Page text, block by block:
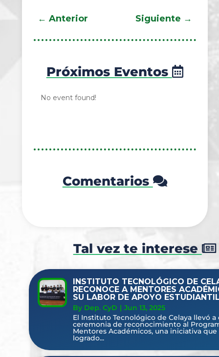
← Anterior Siguiente →
Próximos Eventos
No event found!
Comentarios
Tal vez te interese
INSTITUTO TECNOLÓGICO DE
RECONOCE A MENTORES
SU LABOR DE APOYO
By Dep. CyD | Jun 13, 2025
El Instituto Tecnológico de Celaya llevó a
ceremonia de reconocimiento al
Mentores Académicos, una iniciativa que
logrado...